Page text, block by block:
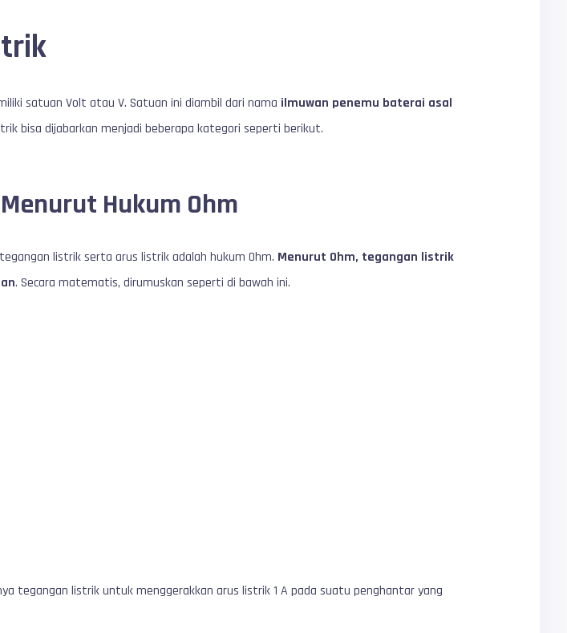
satuan Volt atau V. Satuan ini diambil dari nama ilmuwan penemu baterai asal
bisa dijabarkan menjadi beberapa kategori seperti berikut.
Hukum Ohm
listrik serta arus listrik adalah hukum Ohm. Menurut Ohm, tegangan listrik
. Secara matematis, dirumuskan seperti di bawah ini.
tegangan listrik untuk menggerakkan arus listrik 1 A pada suatu penghantar yang